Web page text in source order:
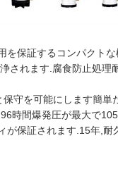
を保証するコンパクトな
されます. 腐食防止処理
守を可能にします簡単
96時間爆発圧が最大で
が保証されます. 15年 耐